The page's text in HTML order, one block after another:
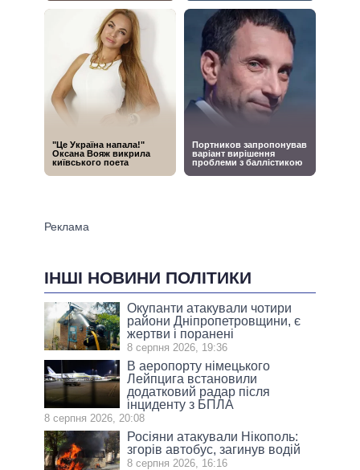
ІНШІ НОВИНИ ПОЛІТИКИ
Окупанти атакували чотири
райони Дніпропетровщини, є
жертви і поранені
8 серпня 2026, 19:36
В аеропорту німецького
Лейпцига встановили
додатковий радар після
інциденту з БПЛА
8 серпня 2026, 20:08
Росіяни атакували Нікополь:
згорів автобус, загинув водій
8 серпня 2026, 16:16